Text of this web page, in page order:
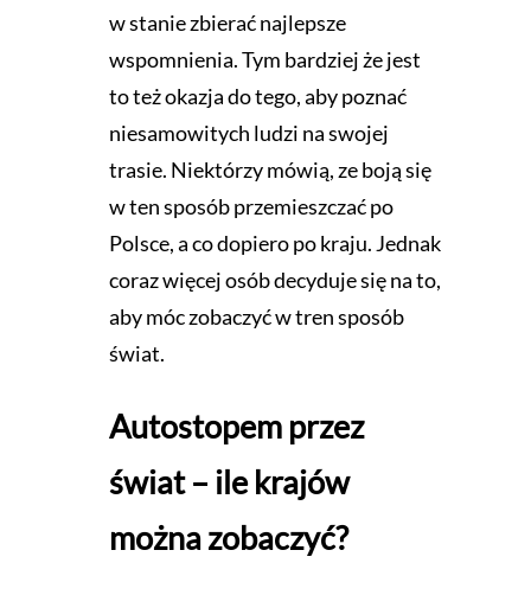
w stanie zbierać najlepsze
wspomnienia. Tym bardziej że jest
to też okazja do tego, aby poznać
niesamowitych ludzi na swojej
trasie. Niektórzy mówią, ze boją się
w ten sposób przemieszczać po
Polsce, a co dopiero po kraju. Jednak
coraz więcej osób decyduje się na to,
aby móc zobaczyć w tren sposób
świat.
Autostopem przez
świat – ile krajów
można zobaczyć?